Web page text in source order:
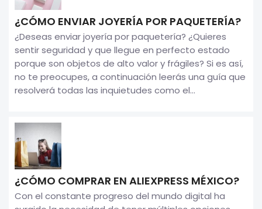
¿CÓMO ENVIAR JOYERÍA POR PAQUETERÍA?
¿Deseas enviar joyería por paquetería? ¿Quieres
sentir seguridad y que llegue en perfecto estado
porque son objetos de alto valor y frágiles? Si es así,
no te preocupes, a continuación leerás una guía que
resolverá todas las inquietudes como el...
¿CÓMO COMPRAR EN ALIEXPRESS MÉXICO?
Con el constante progreso del mundo digital ha